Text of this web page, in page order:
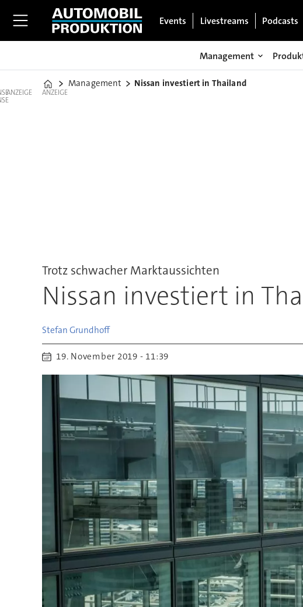
Events Livestreams Podcasts
Management
Home
Management Nissan investiert in Thailand
ANZEIGE ANZEIGE
Trotz schwacher Marktaussichten
Nissan investiert in
Stefan Grundhoff
19. November 2019 - 11:39